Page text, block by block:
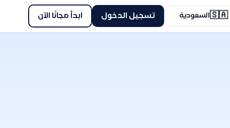
🇸🇦السعودية تسجيل الدخول ابدأ مجانًا الآن